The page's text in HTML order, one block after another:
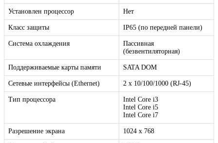
Установлен процессор Нет
Класс защиты IP65 (по передней панели)
Система охлаждения
Пассивная
(безвентиляторная)
Поддерживаемые карты памяти SATA DOM
Сетевые интерфейсы (Ethernet) 2 х 10/100/1000 (RJ-45)
Тип процессора
Intel Core i3
Intel Core i5
Intel Core i7
Разрешение экрана 1024 x 768